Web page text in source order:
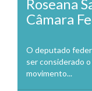
Roseana
Câmara
O deputado
ser considerado
movimento...